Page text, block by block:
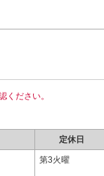
ください。
定休日
第3火曜